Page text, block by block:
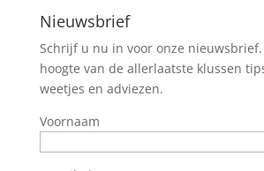
Nieuwsbrief
Schrijf u nu in voor onze
hoogte van de allerlaatste klussen
weetjes en adviezen.
Voornaam